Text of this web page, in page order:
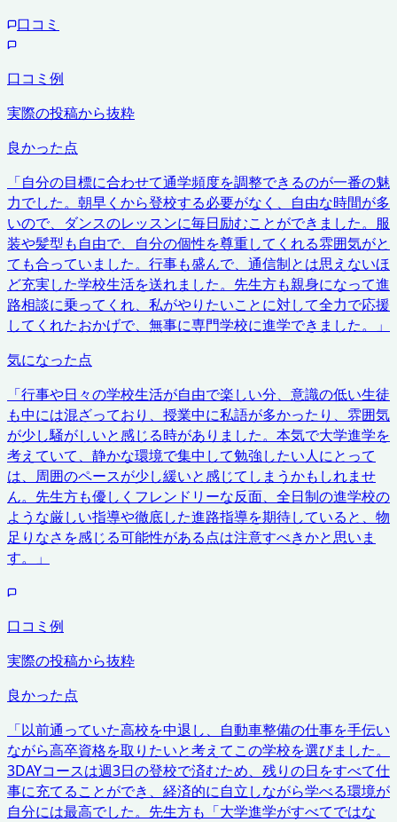
口コミ
口コミ例
実際の投稿から抜粋
良かった点
「自分の目標に合わせて通学頻度を調整できるのが一番の魅
力でした。朝早くから登校する必要がなく、自由な時間が多
いので、ダンスのレッスンに毎日励むことができました。服
装や髪型も自由で、自分の個性を尊重してくれる雰囲気がと
ても合っていました。行事も盛んで、通信制とは思えないほ
ど充実した学校生活を送れました。先生方も親身になって進
路相談に乗ってくれ、私がやりたいことに対して全力で応援
してくれたおかげで、無事に専門学校に進学できました。
」
気になった点
「行事や日々の学校生活が自由で楽しい分、意識の低い生徒
も中には混ざっており、授業中に私語が多かったり、雰囲気
が少し騒がしいと感じる時がありました。本気で大学進学を
考えていて、静かな環境で集中して勉強したい人にとって
は、周囲のペースが少し緩いと感じてしまうかもしれませ
ん。先生方も優しくフレンドリーな反面、全日制の進学校の
ような厳しい指導や徹底した進路指導を期待していると、物
足りなさを感じる可能性がある点は注意すべきかと思いま
す。
」
口コミ例
実際の投稿から抜粋
良かった点
「以前通っていた高校を中退し、自動車整備の仕事を手伝い
ながら高卒資格を取りたいと考えてこの学校を選びました。
3DAYコースは週3日の登校で済むため、残りの日をすべて仕
事に充てることができ、経済的に自立しながら学べる環境が
自分には最高でした。先生方も「大学進学がすべてではな